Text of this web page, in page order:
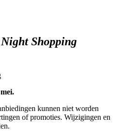
Shopping
kunnen niet worden
of promoties. Wijzigingen en